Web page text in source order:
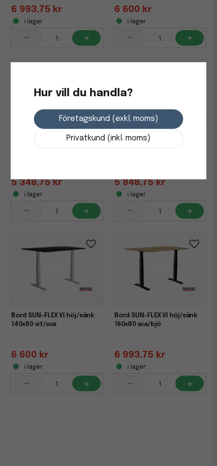
6 993,75 kr
i lager
- +
6 600 kr
i lager
- +
Bord SUN-FLEX I höj/sänk
5 348,75 kr
i lager
- +
Bord SUN-FLEX I höj/sänk
5 848,75 kr
i lager
- +
Bord SUN-FLEX VI höj/sänk
140x80 vit/sva
6 600 kr
i lager
- +
Bord SUN-FLEX VI höj/sänk
160x80 sva/bjö
6 993,75 kr
i lager
- +
Hur vill du handla?
Företagskund (exkl. moms)
Privatkund (inkl. moms)